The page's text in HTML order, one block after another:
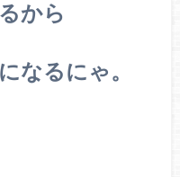
から
なるにゃ。